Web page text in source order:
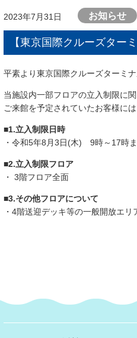
2023年7月31日 お知らせ
【東京国際クルーズタ
平素より東京国際クルーズターミ
当施設内一部フロアの立入制限に
ご来館を予定されていたお客様に
■1.立入制限日時
・令和5年8月3日(木) 9時～17
■2.立入制限フロア
・ 3階フロア全面
■3.その他フロアについて
・4階送迎デッキ等の一般開放エ